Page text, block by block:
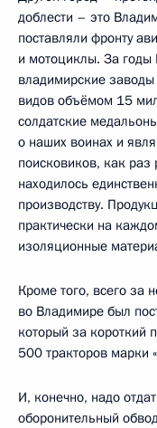
доблести – это
поставляли фронту
и мотоциклы. За годы
владимирские
видов объёмом 15
солдатские
о наших воинах и
поисковиков, как
находилось
производству.
практически на
изоляционные
Кроме того, всего за
во Владимире был
который за короткий
500 тракторов марки
И, конечно, надо
оборонительный